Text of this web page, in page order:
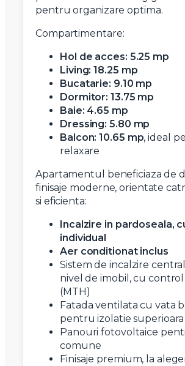
pentru organizare optima.
Compartimentare:
Hol de acces: 5.25 mp
Living: 18.25 mp
Bucatarie: 9.10 mp
Dormitor: 13.75 mp
Baie: 4.65 mp
Dressing: 5.80 mp
Balcon: 10.65 mp, ideal
relaxare
Apartamentul beneficiaza de
finisaje moderne, orientate
si eficienta:
Incalzire in pardoseala,
individual
Aer conditionat inclus
Sistem de incalzire
nivel de imobil, cu control
(MTH)
Fatada ventilata cu vata
pentru izolatie superioara
Panouri fotovoltaice
comune
Finisaje premium, la